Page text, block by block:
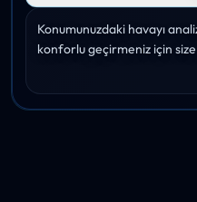
Konumunuzdaki havayı
konforlu geçirmeniz için